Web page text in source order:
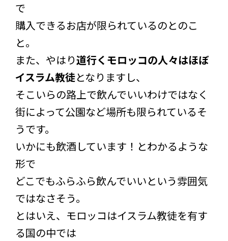
で
購入できるお店が限られているのとのこ
と。
また、やはり道行くモロッコの人々はほぼ
イスラム教徒となりますし、
そこいらの路上で飲んでいいわけではなく
街によって公園など場所も限られているそ
うです。
いかにも飲酒しています！とわかるような
形で
どこでもふらふら飲んでいいという雰囲気
ではなさそう。
とはいえ、モロッコはイスラム教徒を有す
る国の中では